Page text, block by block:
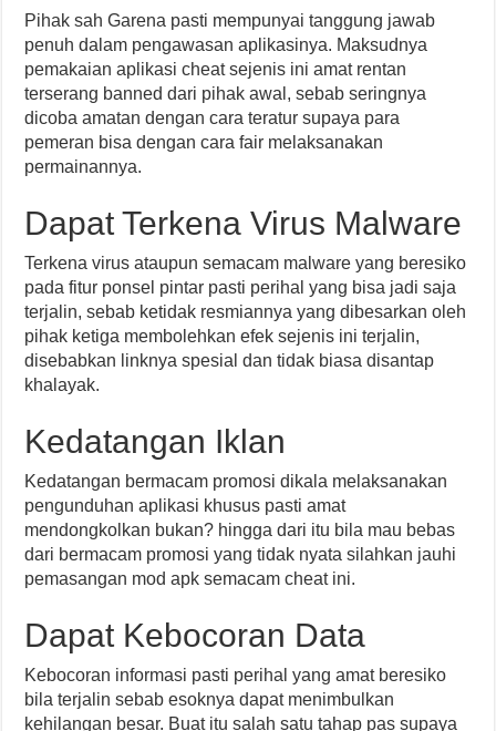
Pihak sah Garena pasti mempunyai tanggung jawab
penuh dalam pengawasan aplikasinya. Maksudnya
pemakaian aplikasi cheat sejenis ini amat rentan
terserang banned dari pihak awal, sebab seringnya
dicoba amatan dengan cara teratur supaya para
pemeran bisa dengan cara fair melaksanakan
permainannya.
Dapat Terkena Virus Malware
Terkena virus ataupun semacam malware yang beresiko
pada fitur ponsel pintar pasti perihal yang bisa jadi saja
terjalin, sebab ketidak resmiannya yang dibesarkan oleh
pihak ketiga membolehkan efek sejenis ini terjalin,
disebabkan linknya spesial dan tidak biasa disantap
khalayak.
Kedatangan Iklan
Kedatangan bermacam promosi dikala melaksanakan
pengunduhan aplikasi khusus pasti amat
mendongkolkan bukan? hingga dari itu bila mau bebas
dari bermacam promosi yang tidak nyata silahkan jauhi
pemasangan mod apk semacam cheat ini.
Dapat Kebocoran Data
Kebocoran informasi pasti perihal yang amat beresiko
bila terjalin sebab esoknya dapat menimbulkan
kehilangan besar. Buat itu salah satu tahap pas supaya